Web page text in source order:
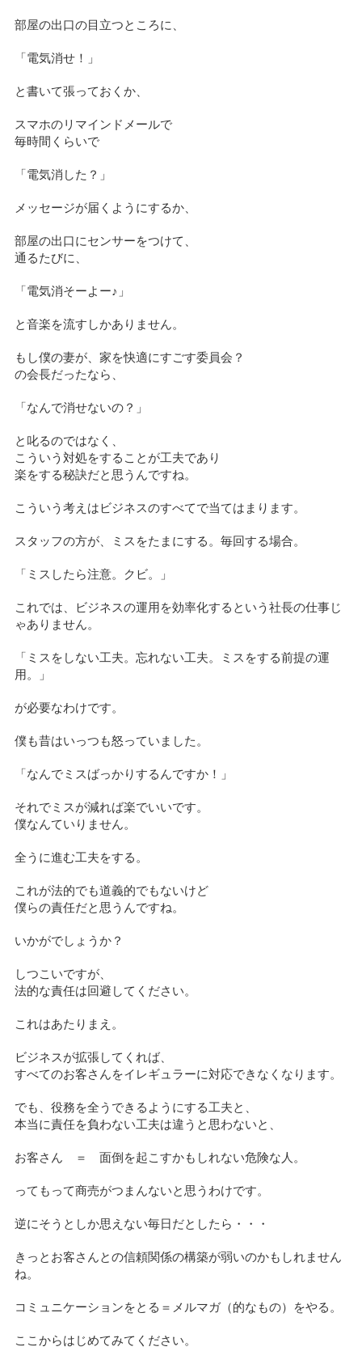
部屋の出口の目立つところに、
「電気消せ！」
と書いて張っておくか、
スマホのリマインドメールで
毎時間くらいで
「電気消した？」
メッセージが届くようにするか、
部屋の出口にセンサーをつけて、
通るたびに、
「電気消そーよー♪」
と音楽を流すしかありません。
もし僕の妻が、家を快適にすごす委員会？
の会長だったなら、
「なんで消せないの？」
と叱るのではなく、
こういう対処をすることが工夫であり
楽をする秘訣だと思うんですね。
こういう考えはビジネスのすべてで当てはまります。
スタッフの方が、ミスをたまにする。毎回する場合。
「ミスしたら注意。クビ。」
これでは、ビジネスの運用を効率化するという社長の仕事じ
ゃありません。
「ミスをしない工夫。忘れない工夫。ミスをする前提の運
用。」
が必要なわけです。
僕も昔はいっつも怒っていました。
「なんでミスばっかりするんですか！」
それでミスが減れば楽でいいです。
僕なんていりません。
全うに進む工夫をする。
これが法的でも道義的でもないけど
僕らの責任だと思うんですね。
いかがでしょうか？
しつこいですが、
法的な責任は回避してください。
これはあたりまえ。
ビジネスが拡張してくれば、
すべてのお客さんをイレギュラーに対応できなくなります。
でも、役務を全うできるようにする工夫と、
本当に責任を負わない工夫は違うと思わないと、
お客さん ＝ 面倒を起こすかもしれない危険な人。
ってもって商売がつまんないと思うわけです。
逆にそうとしか思えない毎日だとしたら・・・
きっとお客さんとの信頼関係の構築が弱いのかもしれません
ね。
コミュニケーションをとる＝メルマガ（的なもの）をやる。
ここからはじめてみてください。